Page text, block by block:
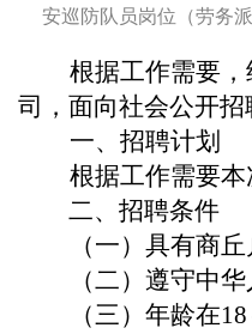
安巡防队员岗位（劳务
根据工作需要，
司，面向社会公开招
一、招聘计划
根据工作需要
二、 招聘条件
（一）具有商丘
（二）遵守中
（三）年龄在